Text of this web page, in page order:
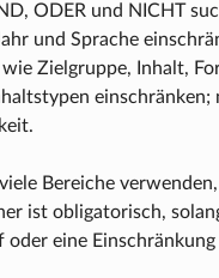
ODER und NICHT
und Sprache
Zielgruppe, Inhalt,
einschränken;
Bereiche
ist obligatorisch,
oder eine